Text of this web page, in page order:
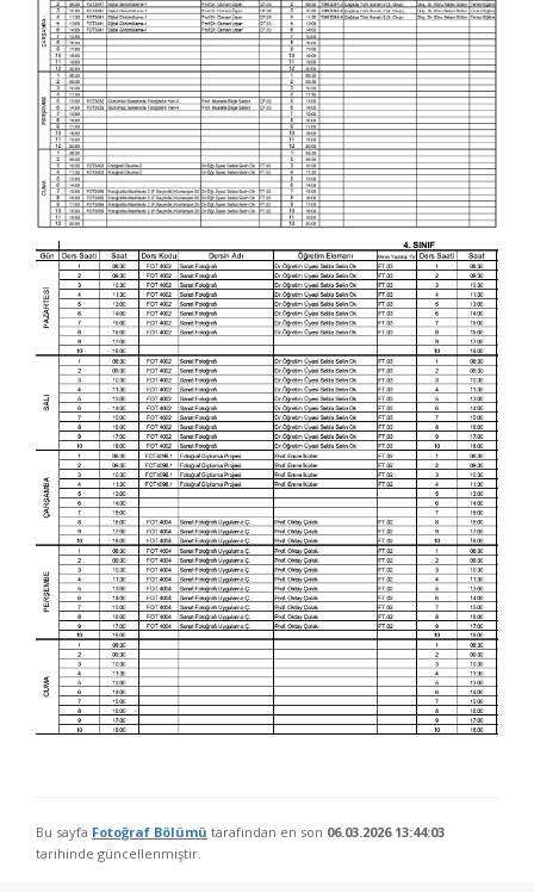
Bu sayfa Fotoğraf Bölümü tarafından en son 06.03.2026 13:44:03
tarihinde güncellenmiştir.